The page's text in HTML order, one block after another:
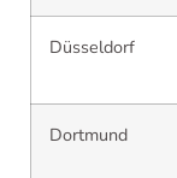
Düsseldorf
Dortmund